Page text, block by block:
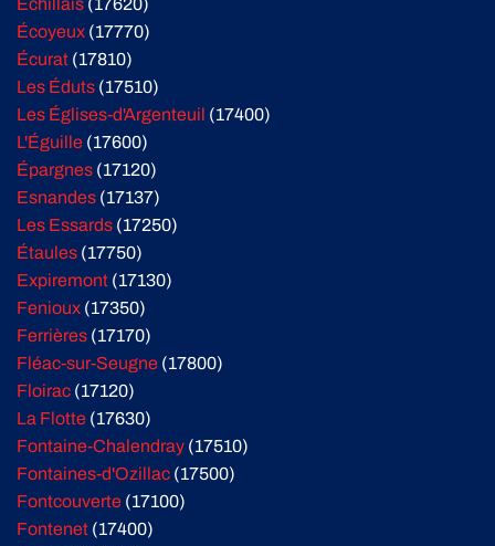
Échillais (17620)
Écoyeux (17770)
Écurat (17810)
Les Éduts (17510)
Les Églises-d'Argenteuil (17400)
L'Éguille (17600)
Épargnes (17120)
Esnandes (17137)
Les Essards (17250)
Étaules (17750)
Expiremont (17130)
Fenioux (17350)
Ferrières (17170)
Fléac-sur-Seugne (17800)
Floirac (17120)
La Flotte (17630)
Fontaine-Chalendray (17510)
Fontaines-d'Ozillac (17500)
Fontcouverte (17100)
Fontenet (17400)